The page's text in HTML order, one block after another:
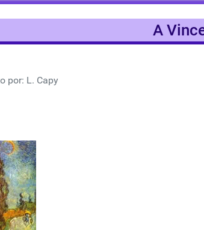
A
por: L. Capy